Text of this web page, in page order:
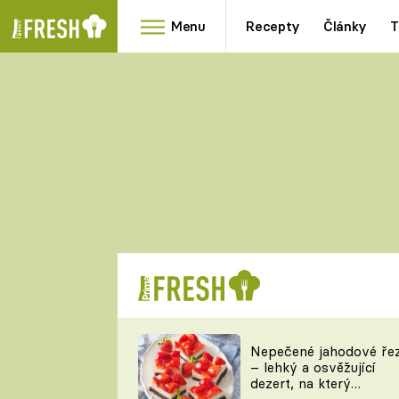
Menu Recepty Články
RYCHLOVKY
TEĎ VAŘÍ ŠÉF!
Nepečené jahodové
– lehký a osvěžující
dezert, na který